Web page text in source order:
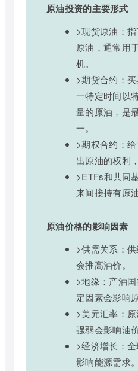
原油投资的主要形式
>现货原油：
原油，通常用
机。
>期货合约：
一特定时间以
量的原油，是
一。
>期权合约：
出原油的权利
>ETFs和共同
来间接持有原
原油价格的影响因素
>供需关系：
会推高油价。
>地缘：产油
定因素会影响
>美元汇率：
强弱会影响油价
>经济增长：
影响能源需求。